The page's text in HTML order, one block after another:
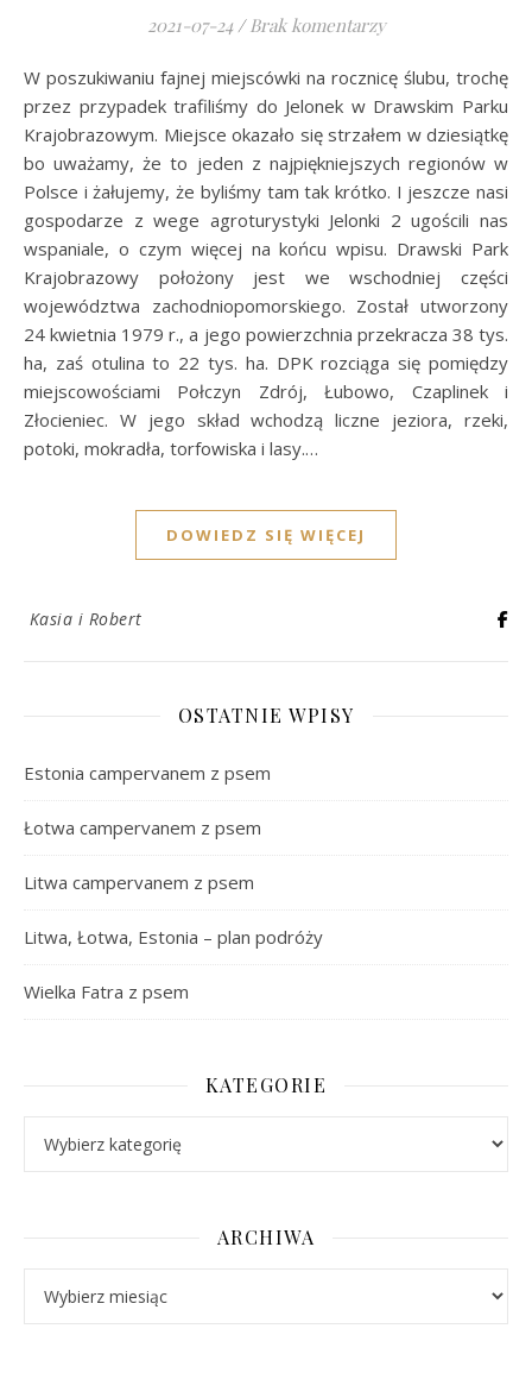
2021-07-24 / Brak komentarzy
W poszukiwaniu fajnej miejscówki na rocznicę ślubu, trochę
przez przypadek trafiliśmy do Jelonek w Drawskim Parku
Krajobrazowym. Miejsce okazało się strzałem w dziesiątkę
bo uważamy, że to jeden z najpiękniejszych regionów w
Polsce i żałujemy, że byliśmy tam tak krótko. I jeszcze nasi
gospodarze z wege agroturystyki Jelonki 2 ugościli nas
wspaniale, o czym więcej na końcu wpisu. Drawski Park
Krajobrazowy położony jest we wschodniej części
województwa zachodniopomorskiego. Został utworzony
24 kwietnia 1979 r., a jego powierzchnia przekracza 38 tys.
ha, zaś otulina to 22 tys. ha. DPK rozciąga się pomiędzy
miejscowościami Połczyn Zdrój, Łubowo, Czaplinek i
Złocieniec. W jego skład wchodzą liczne jeziora, rzeki,
potoki, mokradła, torfowiska i lasy.…
DOWIEDZ SIĘ WIĘCEJ
Kasia i Robert
OSTATNIE WPISY
Estonia campervanem z psem
Łotwa campervanem z psem
Litwa campervanem z psem
Litwa, Łotwa, Estonia – plan podróży
Wielka Fatra z psem
KATEGORIE
ARCHIWA